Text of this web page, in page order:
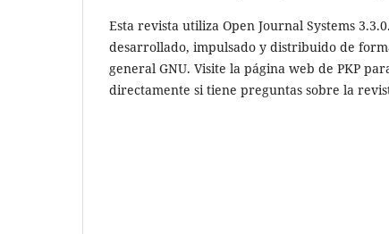
Esta revista utiliza Open Journal Systems
desarrollado, impulsado y distribuido de
general GNU. Visite la página web de PKP
directamente si tiene preguntas sobre la